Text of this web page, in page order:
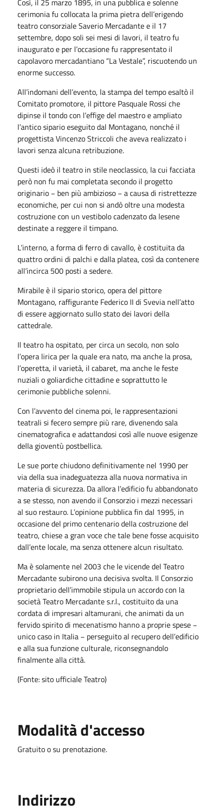
cerimonia fu collocata la prima pietra dell’erigendo
teatro consorziale Saverio Mercadante e il 17
settembre, dopo soli sei mesi di lavori, il teatro fu
inaugurato e per l’occasione fu rappresentato il
capolavoro mercadantiano “La Vestale”, riscuotendo un
enorme successo.
All’indomani dell’evento, la stampa del tempo esaltò il
Comitato promotore, il pittore Pasquale Rossi che
dipinse il tondo con l’effige del maestro e ampliato
l’antico sipario eseguito dal Montagano, nonché il
progettista Vincenzo Striccoli che aveva realizzato i
lavori senza alcuna retribuzione.
Questi ideò il teatro in stile neoclassico, la cui facciata
però non fu mai completata secondo il progetto
originario − ben più ambizioso − a causa di ristrettezze
economiche, per cui non si andò oltre una modesta
costruzione con un vestibolo cadenzato da lesene
destinate a reggere il timpano.
L’interno, a forma di ferro di cavallo, è costituita da
quattro ordini di palchi e dalla platea, così da contenere
all’incirca 500 posti a sedere.
Mirabile è il sipario storico, opera del pittore
Montagano, raffigurante Federico II di Svevia nell’atto
di essere aggiornato sullo stato dei lavori della
cattedrale.
Il teatro ha ospitato, per circa un secolo, non solo
l’opera lirica per la quale era nato, ma anche la prosa,
l’operetta, il varietà, il cabaret, ma anche le feste
nuziali o goliardiche cittadine e soprattutto le
cerimonie pubbliche solenni.
Con l’avvento del cinema poi, le rappresentazioni
teatrali si fecero sempre più rare, divenendo sala
cinematografica e adattandosi così alle nuove esigenze
della gioventù postbellica.
Le sue porte chiudono definitivamente nel 1990 per
via della sua inadeguatezza alla nuova normativa in
materia di sicurezza. Da allora l’edificio fu abbandonato
a se stesso, non avendo il Consorzio i mezzi necessari
al suo restauro. L’opinione pubblica fin dal 1995, in
occasione del primo centenario della costruzione del
teatro, chiese a gran voce che tale bene fosse acquisito
dall’ente locale, ma senza ottenere alcun risultato.
Ma è solamente nel 2003 che le vicende del Teatro
Mercadante subirono una decisiva svolta. Il Consorzio
proprietario dell’immobile stipula un accordo con la
società Teatro Mercadante s.r.l., costituito da una
cordata di impresari altamurani, che animati da un
fervido spirito di mecenatismo hanno a proprie spese −
unico caso in Italia − perseguito al recupero dell’edificio
e alla sua funzione culturale, riconsegnandolo
finalmente alla città.
(Fonte: sito ufficiale Teatro)
Modalità d'accesso
Gratuito o su prenotazione.
Indirizzo